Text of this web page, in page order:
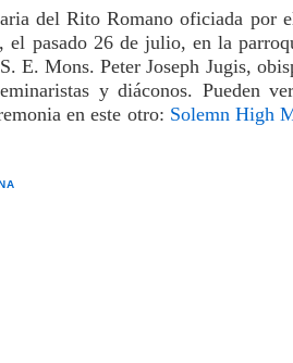
del Rito Romano oficiada por
el pasado 26 de julio, en la
E. Mons. Peter Joseph Jugis,
y diáconos. Pueden
en este otro: Solemn High